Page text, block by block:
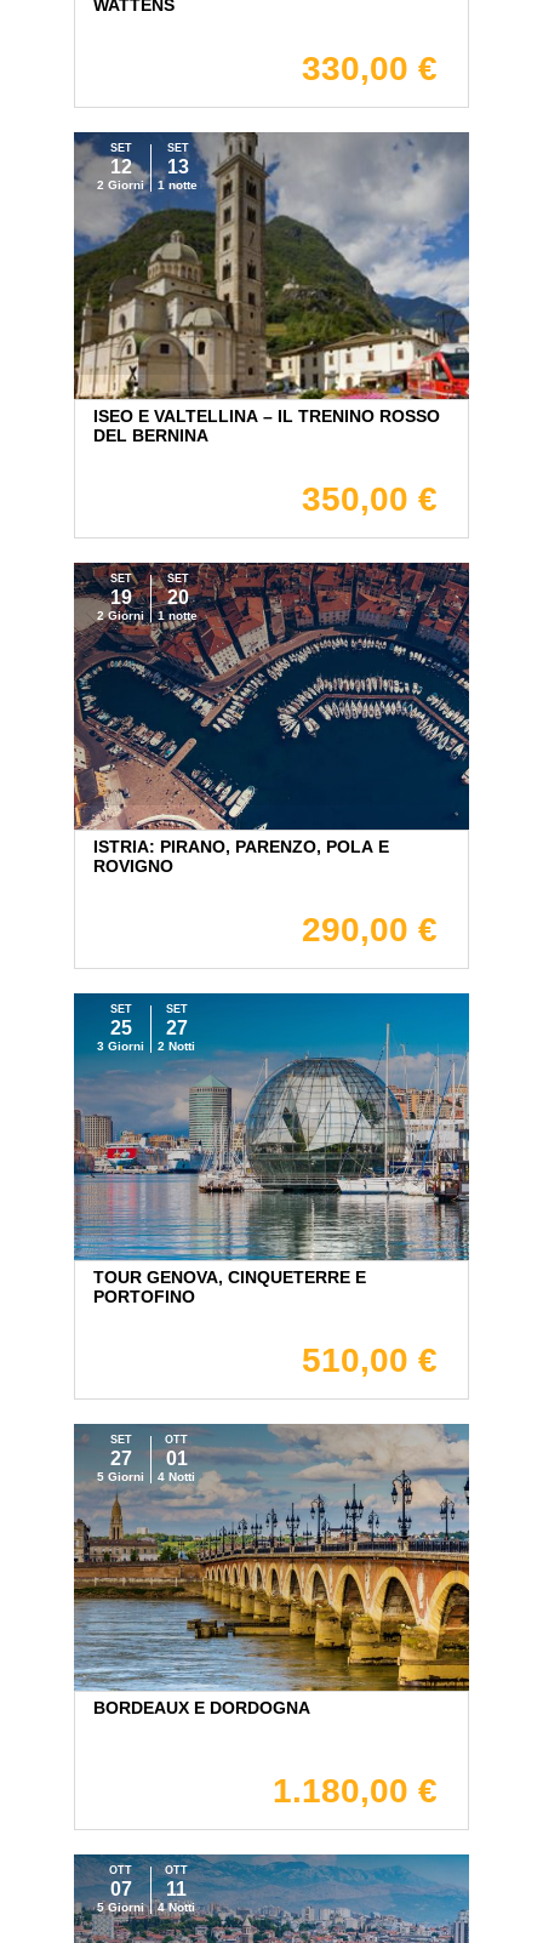
WATTENS
330,00 €
SET
12
2 Giorni
SET
13
1 notte
ISEO E VALTELLINA – IL TRENINO ROSSO
DEL BERNINA
350,00 €
SET
19
2 Giorni
SET
20
1 notte
ISTRIA: PIRANO, PARENZO, POLA E
ROVIGNO
290,00 €
SET
25
3 Giorni
SET
27
2 Notti
TOUR GENOVA, CINQUETERRE E
PORTOFINO
510,00 €
SET
27
5 Giorni
OTT
01
4 Notti
BORDEAUX E DORDOGNA
1.180,00 €
OTT
07
5 Giorni
OTT
11
4 Notti